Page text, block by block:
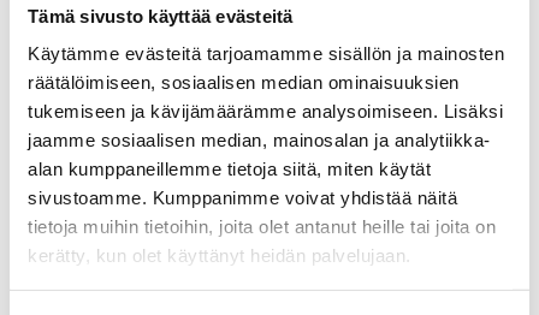
Tämä sivusto käyttää evästeitä
Käytämme evästeitä tarjoamamme sisällön ja mainosten
räätälöimiseen, sosiaalisen median ominaisuuksien
tukemiseen ja kävijämäärämme analysoimiseen. Lisäksi
jaamme sosiaalisen median, mainosalan ja analytiikka-
alan kumppaneillemme tietoja siitä, miten käytät
sivustoamme. Kumppanimme voivat yhdistää näitä
tietoja muihin tietoihin, joita olet antanut heille tai joita on
kerätty, kun olet käyttänyt heidän palvelujaan.
Toimituskulut 35kg:n asti 25€.
Yli 35kg:n toimituskulut toteutuneiden kulujen mukaan.
ILME S.p.A
Koko
size "77.27"
Materiaali
Metalli
Käyttölämpötila
'-40 °C...+125 °C
IP-luokka
IP66 (and IP69 DIN 40050 - 9)